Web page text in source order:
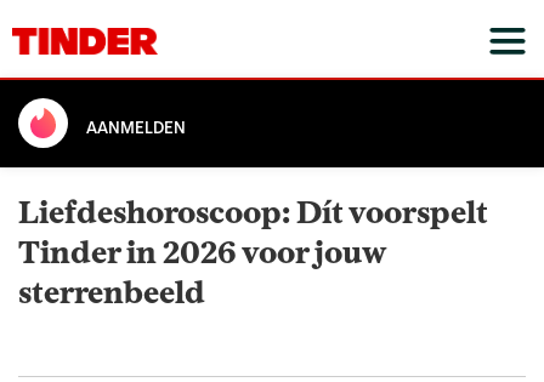
AANMELDEN
Liefdeshoroscoop: Dít voorspelt
Tinder in 2026 voor jouw
sterrenbeeld